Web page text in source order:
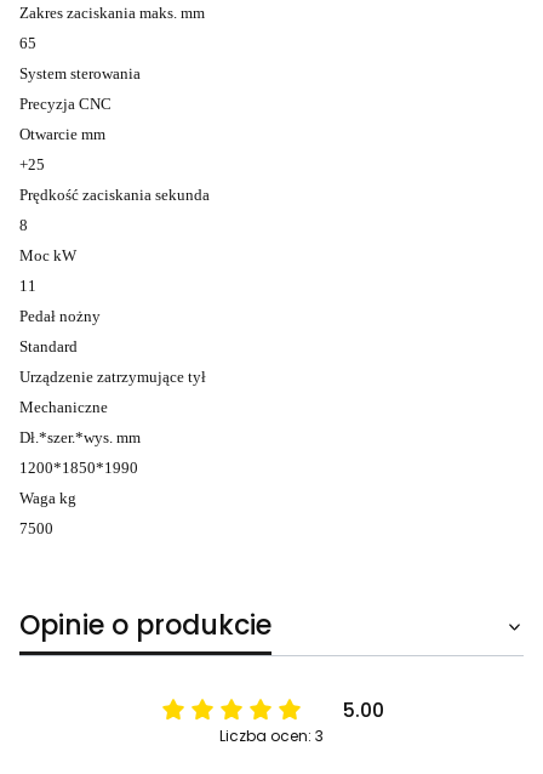
Zakres zaciskania maks. mm
65
System sterowania
Precyzja CNC
Otwarcie mm
+25
Prędkość zaciskania sekunda
8
Moc kW
11
Pedał nożny
Standard
Urządzenie zatrzymujące tył
Mechaniczne
Dł.*szer.*wys. mm
1200*1850*1990
Waga kg
7500
Opinie o produkcie
5.00
Liczba ocen: 3